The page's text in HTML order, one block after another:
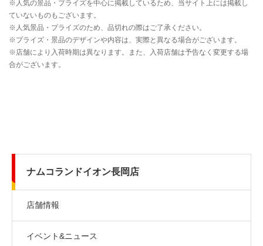
ナムコランドイオン長岡店
店舗情報
イベント&ニュース